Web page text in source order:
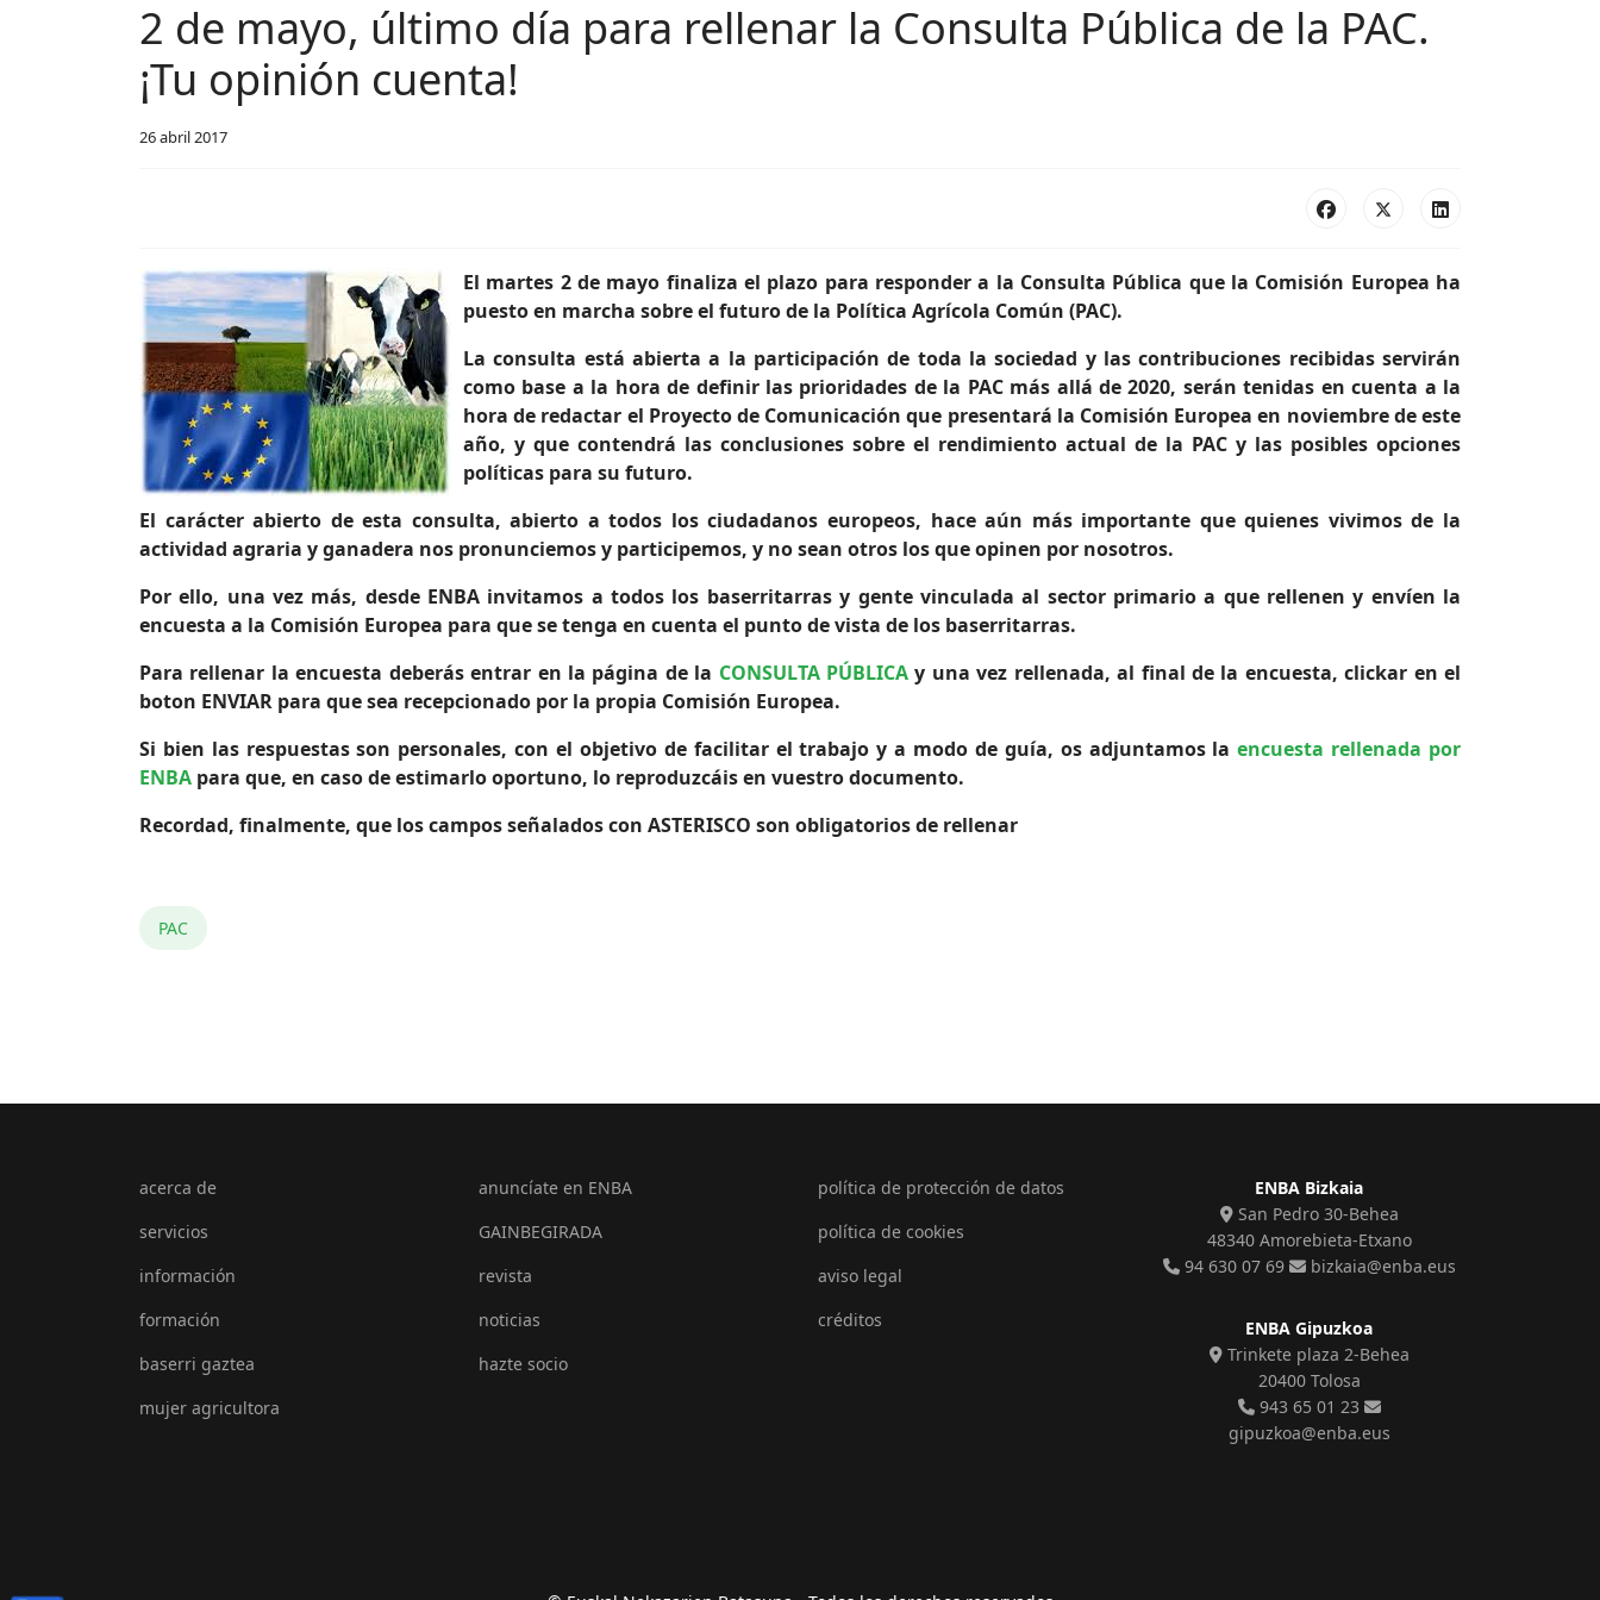
2 de mayo, último día para rellenar la Consulta Pública de la PAC.
¡Tu opinión cuenta!
26 abril 2017
El martes 2 de mayo finaliza el plazo para responder a la Consulta Pública que la Comisión Europea ha
puesto en marcha sobre el futuro de la Política Agrícola Común (PAC).
La consulta está abierta a la participación de toda la sociedad y las contribuciones recibidas servirán
como base a la hora de definir las prioridades de la PAC más allá de 2020, serán tenidas en cuenta a la
hora de redactar el Proyecto de Comunicación que presentará la Comisión Europea en noviembre de este
año, y que contendrá las conclusiones sobre el rendimiento actual de la PAC y las posibles opciones
políticas para su futuro.
El carácter abierto de esta consulta, abierto a todos los ciudadanos europeos, hace aún más importante que quienes vivimos de la
actividad agraria y ganadera nos pronunciemos y participemos, y no sean otros los que opinen por nosotros.
Por ello, una vez más, desde ENBA invitamos a todos los baserritarras y gente vinculada al sector primario a que rellenen y envíen la
encuesta a la Comisión Europea para que se tenga en cuenta el punto de vista de los baserritarras.
Para rellenar la encuesta deberás entrar en la página de la CONSULTA PÚBLICA y una vez rellenada, al final de la encuesta, clickar en el
boton ENVIAR para que sea recepcionado por la propia Comisión Europea.
Si bien las respuestas son personales, con el objetivo de facilitar el trabajo y a modo de guía, os adjuntamos laencuesta rellenada por
ENBA para que, en caso de estimarlo oportuno, lo reproduzcáis en vuestro documento.
Recordad, finalmente, que los campos señalados con ASTERISCO son obligatorios de rellenar
PAC
acerca de
servicios
información
formación
baserri gaztea
mujer agricultora
anuncíate en ENBA
GAINBEGIRADA
revista
noticias
hazte socio
política de protección de datos
política de cookies
aviso legal
créditos
ENBA Bizkaia
San Pedro 30-Behea
48340 Amorebieta-Etxano
94 630 07 69
bizkaia@enba.eus
ENBA Gipuzkoa
Trinkete plaza 2-Behea
20400 Tolosa
943 65 01 23
gipuzkoa@enba.eus